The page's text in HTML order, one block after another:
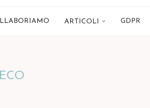
ARTICOLI GDPR